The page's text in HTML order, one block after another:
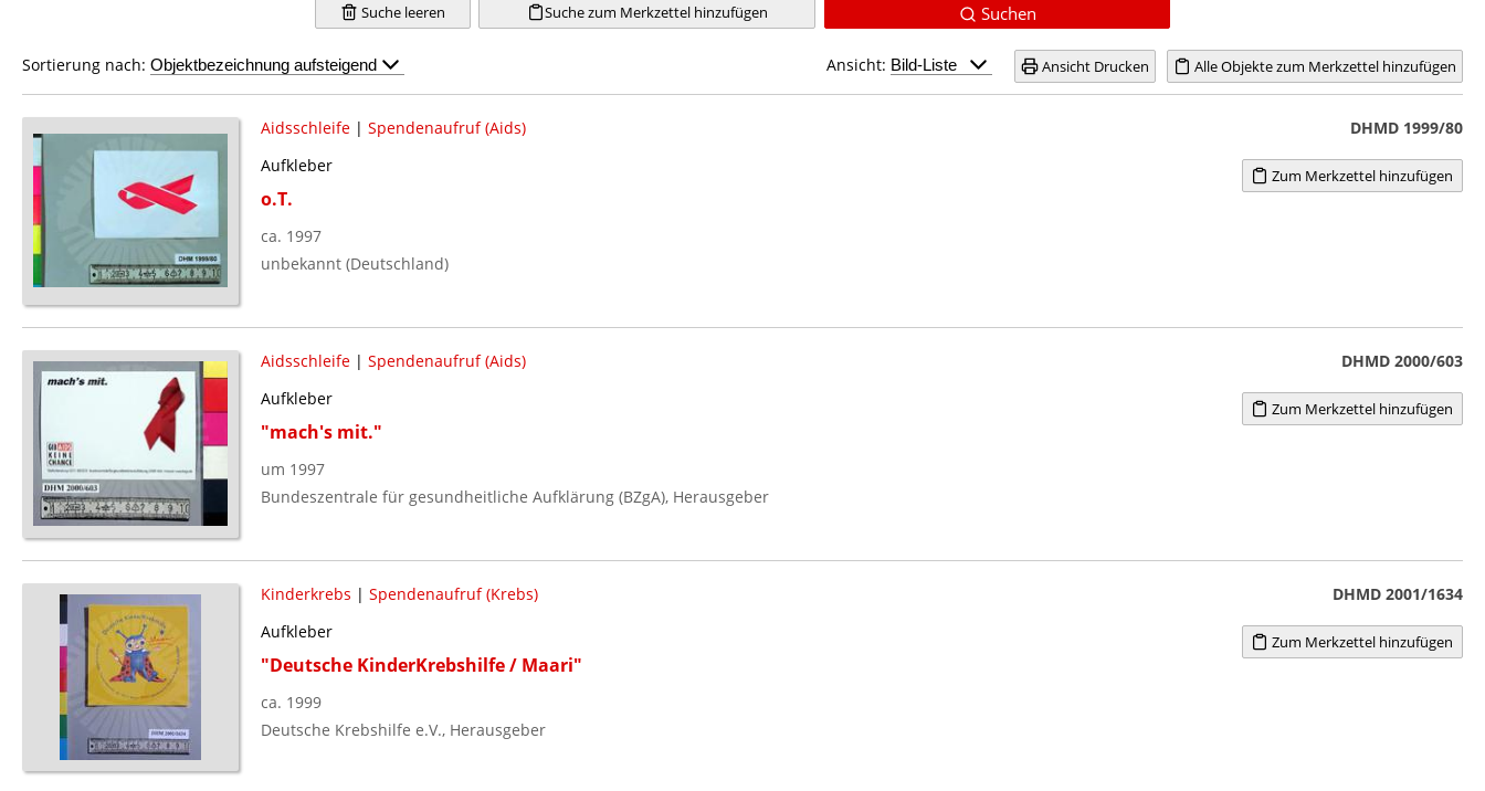
Suche leeren Suche zum Merkzettel hinzufügen Suchen
Alle Objekte zum Merkzettel hinzufügen
Ansicht Drucken
Ansicht:
Sortierung nach:
Aidsschleife| Spendenaufruf (Aids)
Aufkleber
o.T.
ca. 1997
unbekannt (Deutschland)
DHMD 1999/80
Zum Merkzettel hinzufügen
Aidsschleife| Spendenaufruf (Aids)
Aufkleber
"mach's mit."
um 1997
Bundeszentrale für gesundheitliche Aufklärung (BZgA), Herausgeber
DHMD 2000/603
Zum Merkzettel hinzufügen
Kinderkrebs | Spendenaufruf (Krebs)
Aufkleber
"Deutsche KinderKrebshilfe / Maari"
ca. 1999
Deutsche Krebshilfe e.V., Herausgeber
DHMD 2001/1634
Zum Merkzettel hinzufügen